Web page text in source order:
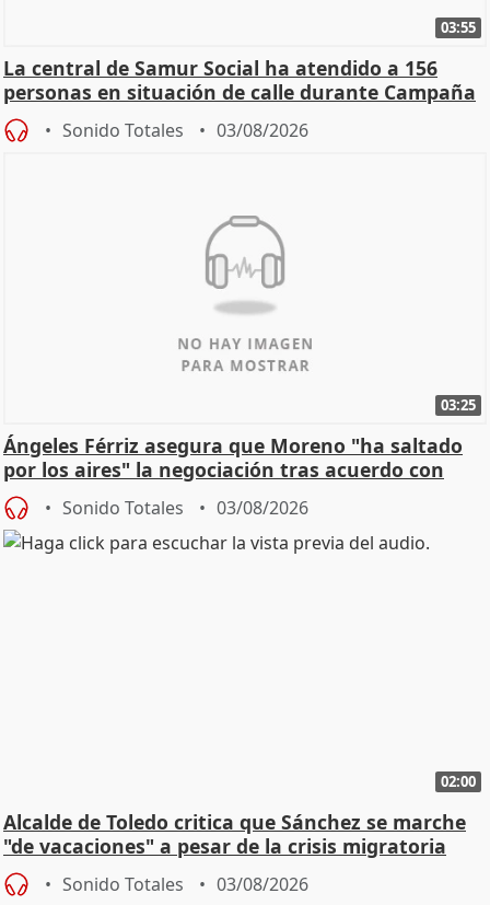
03:55
La central de Samur Social ha atendido a 156
personas en situación de calle durante Campaña
de Calor
Sonido Totales 03/08/2026
03:25
Ángeles Férriz asegura que Moreno "ha saltado
por los aires" la negociación tras acuerdo con
SMA
Sonido Totales 03/08/2026
02:00
Alcalde de Toledo critica que Sánchez se marche
"de vacaciones" a pesar de la crisis migratoria
Sonido Totales 03/08/2026